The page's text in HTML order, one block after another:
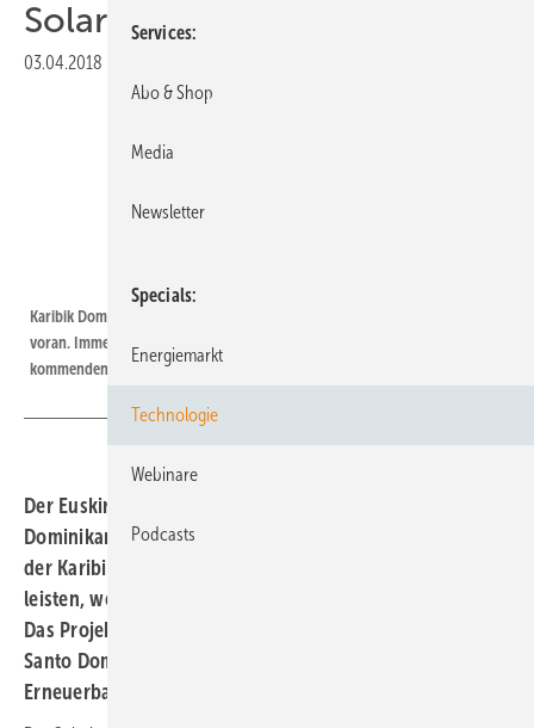
Solarpark der Karibik
03.04.2018
Karibik Dom Rep Montecristi | Die Bauarbeiten in Montecristi gehen gut
voran. Immerhin soll die gesamte 113-Megawatt-Anlagen im Sommer des
kommenden Jahres fertig sein.
Der Euskirchener Projektierer F&S Solar errichtet in der
Dominikanischen Republik den bisher größten Solarpark
der Karibik. Insgesamt 116 Megawatt wird die Anlage
leisten, wenn sie im kommenden Jahr fertiggestellt ist.
Das Projekt ist ein weiterer Schritt der Regierung in
Santo Domingo, die Energieversorgung von Diesel auf
Erneuerbare umzustellen.
Services
Abo & Shop
Media
Newsletter
Specials
Energiemarkt
Technologie
Webinare
Podcasts